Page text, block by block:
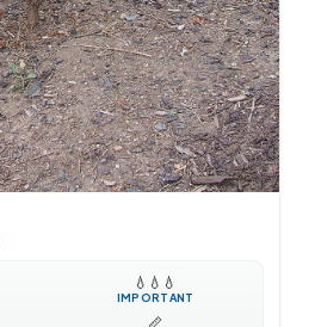
💧 💧 💧
IMPORTANT
📏